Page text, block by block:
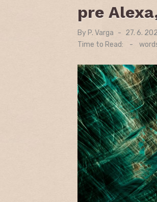
pre
By P. Varga
Posted
27. 6.
Time to Read:
-